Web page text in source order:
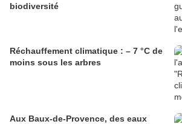
biodiversité
Réchauffement climatique : – 7 °C de
moins sous les arbres
Aux Baux-de-Provence, des eaux